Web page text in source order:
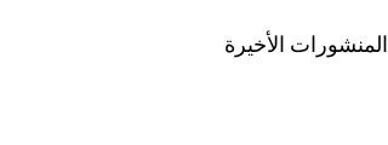
المنشورات الأخيرة